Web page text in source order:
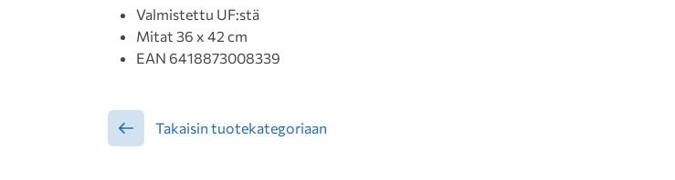
Valmistettu UF:stä
Mitat 36 x 42 cm
EAN 6418873008339
Takaisin tuotekategoriaan